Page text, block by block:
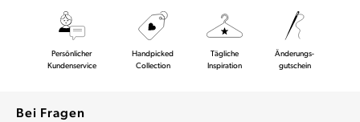
Persönlicher
Kundenservice
Handpicked
Collection
Tägliche
Inspiration
Änderungs-
gutschein
Bei Fragen